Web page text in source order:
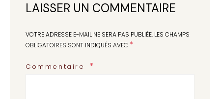
LAISSER UN COMMENTAIRE
VOTRE ADRESSE E-MAIL NE SERA PAS PUBLIÉE. LES CHAMPS
OBLIGATOIRES SONT INDIQUÉS AVEC *
Commentaire